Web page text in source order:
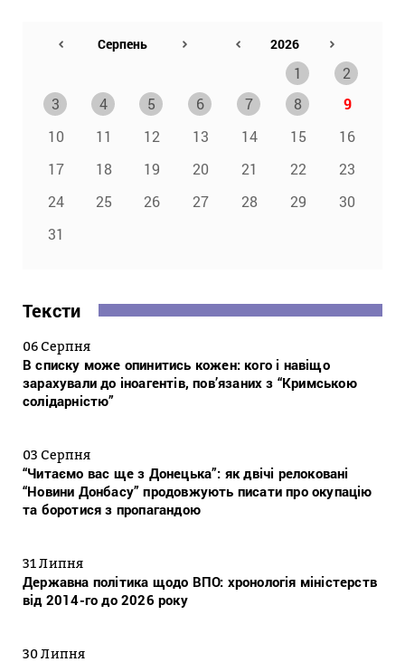
1
2
3
4 5 6 7 8
9
10
11 12 13 14 15
16
17
18 19 20 21 22
23
24
25 26 27 28 29
30
31
Тексти
06 Серпня
В списку може опинитись кожен: кого і навіщо
зарахували до іноагентів, пов’язаних з “Кримською
солідарністю”
03 Серпня
“Читаємо вас ще з Донецька”: як двічі релоковані
“Новини Донбасу” продовжують писати про окупацію
та боротися з пропагандою
31 Липня
Державна політика щодо ВПО: хронологія міністерств
від 2014-го до 2026 року
30 Липня